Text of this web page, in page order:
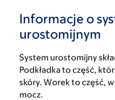
Informacje o
urostomijnym
System urostomijny
Podkładka to część,
skóry. Worek to część,
mocz.